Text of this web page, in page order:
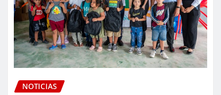
NOTICIAS